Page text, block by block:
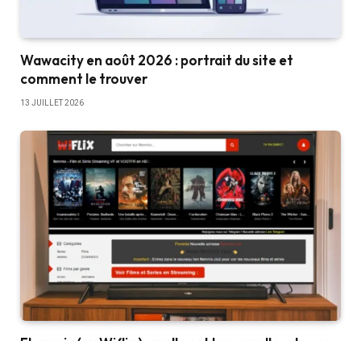
Wawacity en août 2026 : portrait du site et
comment le trouver
13 JUILLET 2026